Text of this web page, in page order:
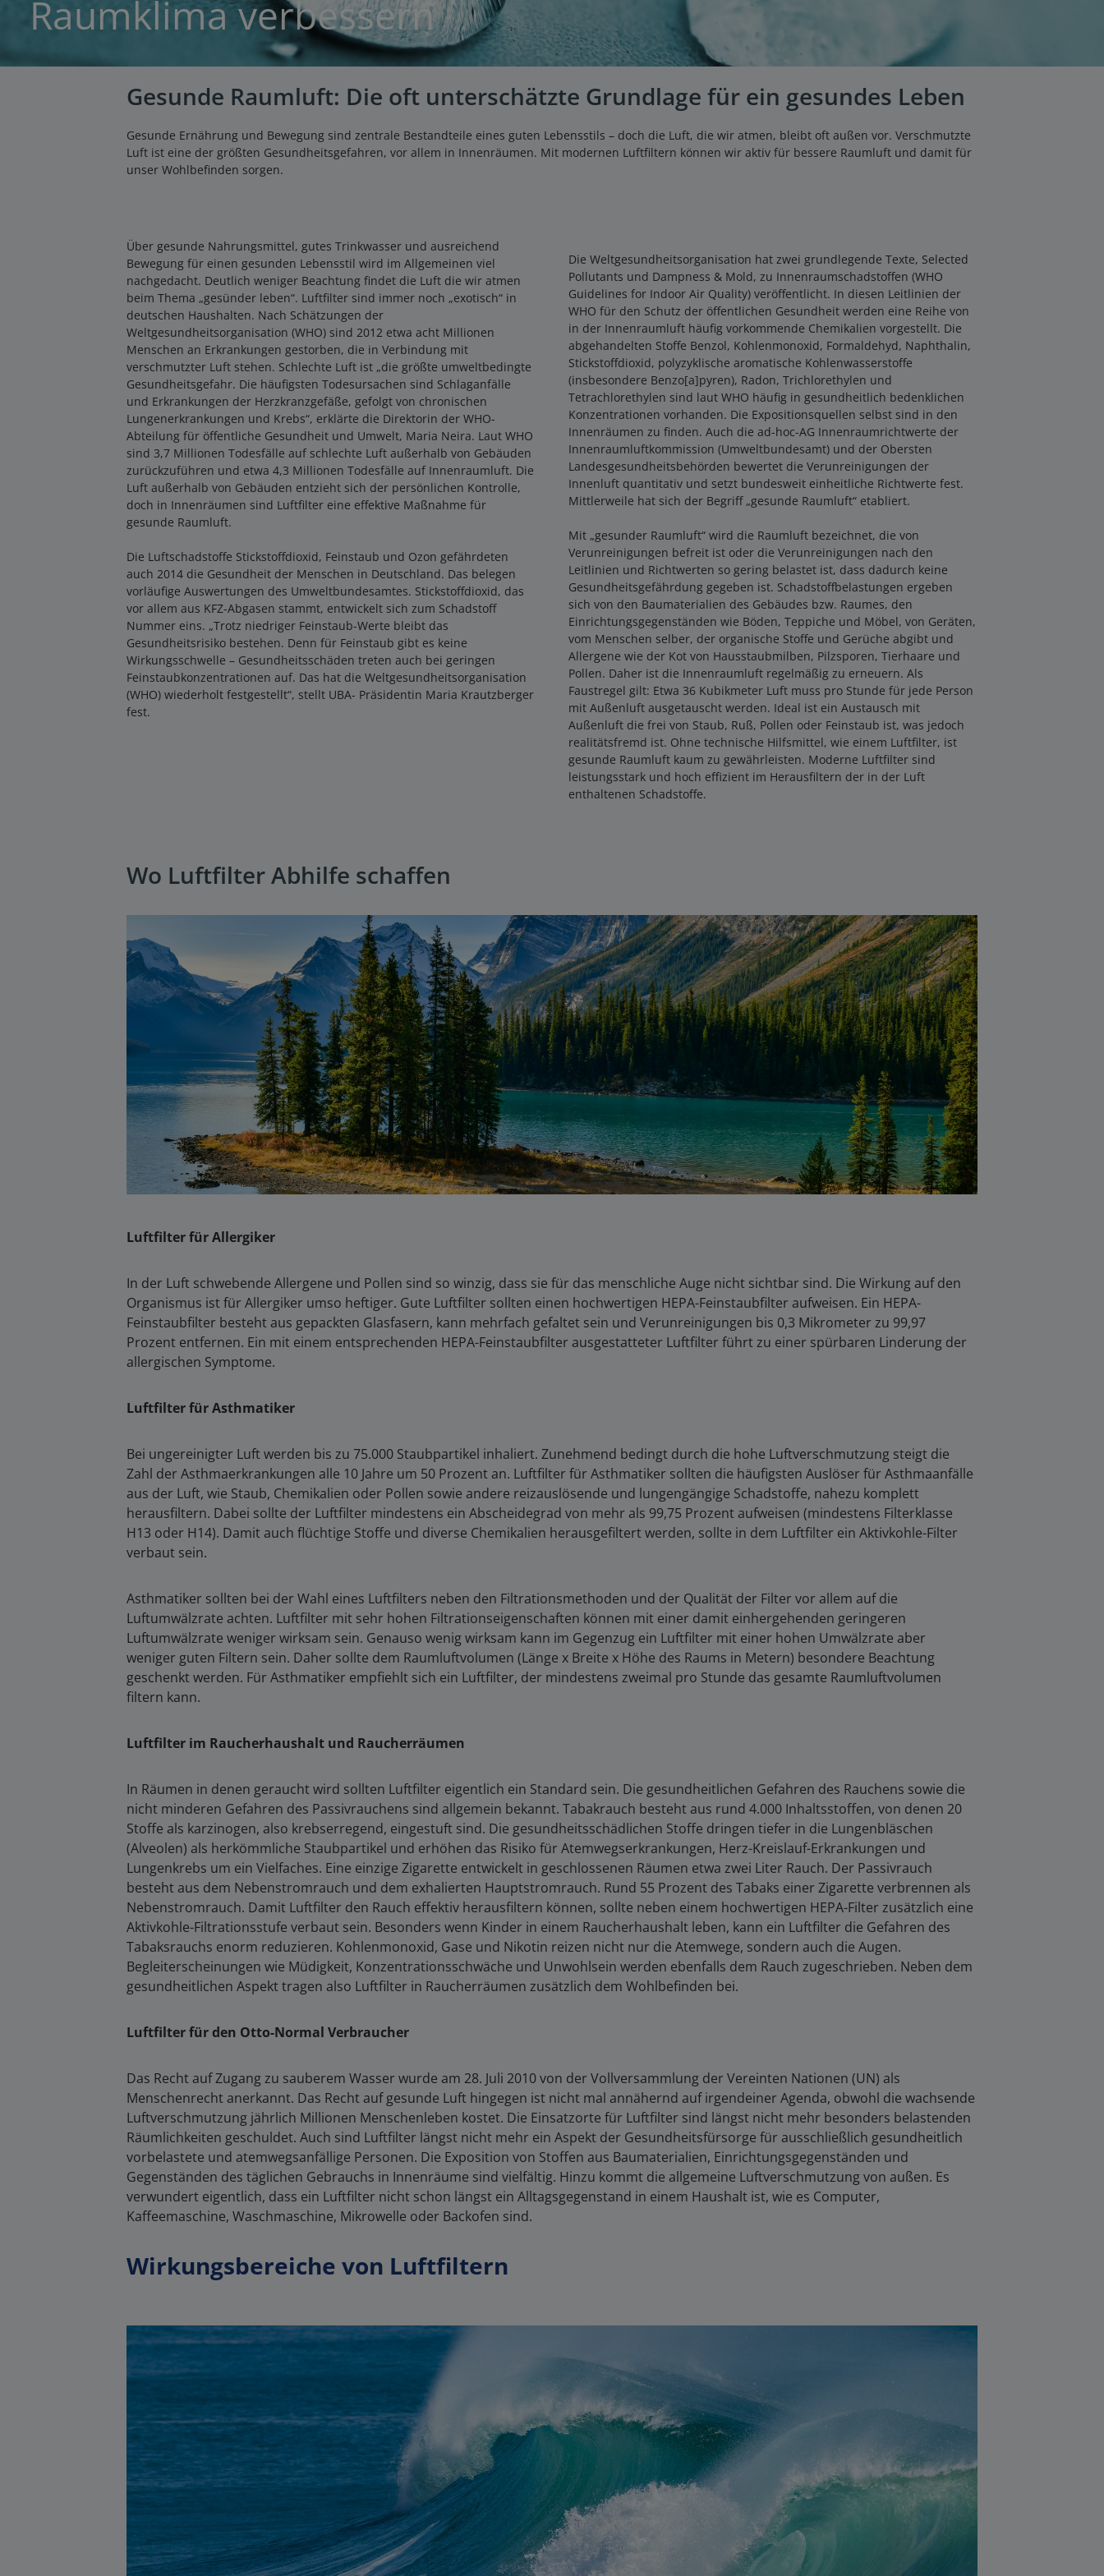
Raumklima verbessern
Gesunde Raumluft: Die oft unterschätzte Grundlage für ein gesundes Leben
Gesunde Ernährung und Bewegung sind zentrale Bestandteile eines guten Lebensstils – doch die Luft, die wir atmen, bleibt oft außen vor. Verschmutzte
Luft ist eine der größten Gesundheitsgefahren, vor allem in Innenräumen. Mit modernen Luftfiltern können wir aktiv für bessere Raumluft und damit für
unser Wohlbefinden sorgen.
Über gesunde Nahrungsmittel, gutes Trinkwasser und ausreichend
Bewegung für einen gesunden Lebensstil wird im Allgemeinen viel
nachgedacht. Deutlich weniger Beachtung findet die Luft die wir atmen
beim Thema „gesünder leben“. Luftfilter sind immer noch „exotisch“ in
deutschen Haushalten. Nach Schätzungen der
Weltgesundheitsorganisation (WHO) sind 2012 etwa acht Millionen
Menschen an Erkrankungen gestorben, die in Verbindung mit
verschmutzter Luft stehen. Schlechte Luft ist „die größte umweltbedingte
Gesundheitsgefahr. Die häufigsten Todesursachen sind Schlaganfälle
und Erkrankungen der Herzkranzgefäße, gefolgt von chronischen
Lungenerkrankungen und Krebs“, erklärte die Direktorin der WHO-
Abteilung für öffentliche Gesundheit und Umwelt, Maria Neira. Laut WHO
sind 3,7 Millionen Todesfälle auf schlechte Luft außerhalb von Gebäuden
zurückzuführen und etwa 4,3 Millionen Todesfälle auf Innenraumluft. Die
Luft außerhalb von Gebäuden entzieht sich der persönlichen Kontrolle,
doch in Innenräumen sind Luftfilter eine effektive Maßnahme für
gesunde Raumluft.
Die Luftschadstoffe Stickstoffdioxid, Feinstaub und Ozon gefährdeten
auch 2014 die Gesundheit der Menschen in Deutschland. Das belegen
vorläufige Auswertungen des Umweltbundesamtes. Stickstoffdioxid, das
vor allem aus KFZ-Abgasen stammt, entwickelt sich zum Schadstoff
Nummer eins. „Trotz niedriger Feinstaub-Werte bleibt das
Gesundheitsrisiko bestehen. Denn für Feinstaub gibt es keine
Wirkungsschwelle – Gesundheitsschäden treten auch bei geringen
Feinstaubkonzentrationen auf. Das hat die Weltgesundheitsorganisation
(WHO) wiederholt festgestellt“, stellt UBA- Präsidentin Maria Krautzberger
fest.
Die Weltgesundheitsorganisation hat zwei grundlegende Texte, Selected
Pollutants und Dampness & Mold, zu Innenraumschadstoffen (WHO
Guidelines for Indoor Air Quality) veröffentlicht. In diesen Leitlinien der
WHO für den Schutz der öffentlichen Gesundheit werden eine Reihe von
in der Innenraumluft häufig vorkommende Chemikalien vorgestellt. Die
abgehandelten Stoffe Benzol, Kohlenmonoxid, Formaldehyd, Naphthalin,
Stickstoffdioxid, polyzyklische aromatische Kohlenwasserstoffe
(insbesondere Benzo[a]pyren), Radon, Trichlorethylen und
Tetrachlorethylen sind laut WHO häufig in gesundheitlich bedenklichen
Konzentrationen vorhanden. Die Expositionsquellen selbst sind in den
Innenräumen zu finden. Auch die ad-hoc-AG Innenraumrichtwerte der
Innenraumluftkommission (Umweltbundesamt) und der Obersten
Landesgesundheitsbehörden bewertet die Verunreinigungen der
Innenluft quantitativ und setzt bundesweit einheitliche Richtwerte fest.
Mittlerweile hat sich der Begriff „gesunde Raumluft“ etabliert.
Mit „gesunder Raumluft“ wird die Raumluft bezeichnet, die von
Verunreinigungen befreit ist oder die Verunreinigungen nach den
Leitlinien und Richtwerten so gering belastet ist, dass dadurch keine
Gesundheitsgefährdung gegeben ist. Schadstoffbelastungen ergeben
sich von den Baumaterialien des Gebäudes bzw. Raumes, den
Einrichtungsgegenständen wie Böden, Teppiche und Möbel, von Geräten,
vom Menschen selber, der organische Stoffe und Gerüche abgibt und
Allergene wie der Kot von Hausstaubmilben, Pilzsporen, Tierhaare und
Pollen. Daher ist die Innenraumluft regelmäßig zu erneuern. Als
Faustregel gilt: Etwa 36 Kubikmeter Luft muss pro Stunde für jede Person
mit Außenluft ausgetauscht werden. Ideal ist ein Austausch mit
Außenluft die frei von Staub, Ruß, Pollen oder Feinstaub ist, was jedoch
realitätsfremd ist. Ohne technische Hilfsmittel, wie einem Luftfilter, ist
gesunde Raumluft kaum zu gewährleisten. Moderne Luftfilter sind
leistungsstark und hoch effizient im Herausfiltern der in der Luft
enthaltenen Schadstoffe.
Wo Luftfilter Abhilfe schaffen
Luftfilter für Allergiker
In der Luft schwebende Allergene und Pollen sind so winzig, dass sie für das menschliche Auge nicht sichtbar sind. Die Wirkung auf den
Organismus ist für Allergiker umso heftiger. Gute Luftfilter sollten einen hochwertigen HEPA-Feinstaubfilter aufweisen. Ein HEPA-
Feinstaubfilter besteht aus gepackten Glasfasern, kann mehrfach gefaltet sein und Verunreinigungen bis 0,3 Mikrometer zu 99,97
Prozent entfernen. Ein mit einem entsprechenden HEPA-Feinstaubfilter ausgestatteter Luftfilter führt zu einer spürbaren Linderung der
allergischen Symptome.
Luftfilter für Asthmatiker
Bei ungereinigter Luft werden bis zu 75.000 Staubpartikel inhaliert. Zunehmend bedingt durch die hohe Luftverschmutzung steigt die
Zahl der Asthmaerkrankungen alle 10 Jahre um 50 Prozent an. Luftfilter für Asthmatiker sollten die häufigsten Auslöser für Asthmaanfälle
aus der Luft, wie Staub, Chemikalien oder Pollen sowie andere reizauslösende und lungengängige Schadstoffe, nahezu komplett
herausfiltern. Dabei sollte der Luftfilter mindestens ein Abscheidegrad von mehr als 99,75 Prozent aufweisen (mindestens Filterklasse
H13 oder H14). Damit auch flüchtige Stoffe und diverse Chemikalien herausgefiltert werden, sollte in dem Luftfilter ein Aktivkohle-Filter
verbaut sein.
Asthmatiker sollten bei der Wahl eines Luftfilters neben den Filtrationsmethoden und der Qualität der Filter vor allem auf die
Luftumwälzrate achten. Luftfilter mit sehr hohen Filtrationseigenschaften können mit einer damit einhergehenden geringeren
Luftumwälzrate weniger wirksam sein. Genauso wenig wirksam kann im Gegenzug ein Luftfilter mit einer hohen Umwälzrate aber
weniger guten Filtern sein. Daher sollte dem Raumluftvolumen (Länge x Breite x Höhe des Raums in Metern) besondere Beachtung
geschenkt werden. Für Asthmatiker empfiehlt sich ein Luftfilter, der mindestens zweimal pro Stunde das gesamte Raumluftvolumen
filtern kann.
Luftfilter im Raucherhaushalt und Raucherräumen
In Räumen in denen geraucht wird sollten Luftfilter eigentlich ein Standard sein. Die gesundheitlichen Gefahren des Rauchens sowie die
nicht minderen Gefahren des Passivrauchens sind allgemein bekannt. Tabakrauch besteht aus rund 4.000 Inhaltsstoffen, von denen 20
Stoffe als karzinogen, also krebserregend, eingestuft sind. Die gesundheitsschädlichen Stoffe dringen tiefer in die Lungenbläschen
(Alveolen) als herkömmliche Staubpartikel und erhöhen das Risiko für Atemwegserkrankungen, Herz-Kreislauf-Erkrankungen und
Lungenkrebs um ein Vielfaches. Eine einzige Zigarette entwickelt in geschlossenen Räumen etwa zwei Liter Rauch. Der Passivrauch
besteht aus dem Nebenstromrauch und dem exhalierten Hauptstromrauch. Rund 55 Prozent des Tabaks einer Zigarette verbrennen als
Nebenstromrauch. Damit Luftfilter den Rauch effektiv herausfiltern können, sollte neben einem hochwertigen HEPA-Filter zusätzlich eine
Aktivkohle-Filtrationsstufe verbaut sein. Besonders wenn Kinder in einem Raucherhaushalt leben, kann ein Luftfilter die Gefahren des
Tabaksrauchs enorm reduzieren. Kohlenmonoxid, Gase und Nikotin reizen nicht nur die Atemwege, sondern auch die Augen.
Begleiterscheinungen wie Müdigkeit, Konzentrationsschwäche und Unwohlsein werden ebenfalls dem Rauch zugeschrieben. Neben dem
gesundheitlichen Aspekt tragen also Luftfilter in Raucherräumen zusätzlich dem Wohlbefinden bei.
Luftfilter für den Otto-Normal Verbraucher
Das Recht auf Zugang zu sauberem Wasser wurde am 28. Juli 2010 von der Vollversammlung der Vereinten Nationen (UN) als
Menschenrecht anerkannt. Das Recht auf gesunde Luft hingegen ist nicht mal annähernd auf irgendeiner Agenda, obwohl die wachsende
Luftverschmutzung jährlich Millionen Menschenleben kostet. Die Einsatzorte für Luftfilter sind längst nicht mehr besonders belastenden
Räumlichkeiten geschuldet. Auch sind Luftfilter längst nicht mehr ein Aspekt der Gesundheitsfürsorge für ausschließlich gesundheitlich
vorbelastete und atemwegsanfällige Personen. Die Exposition von Stoffen aus Baumaterialien, Einrichtungsgegenständen und
Gegenständen des täglichen Gebrauchs in Innenräume sind vielfältig. Hinzu kommt die allgemeine Luftverschmutzung von außen. Es
verwundert eigentlich, dass ein Luftfilter nicht schon längst ein Alltagsgegenstand in einem Haushalt ist, wie es Computer,
Kaffeemaschine, Waschmaschine, Mikrowelle oder Backofen sind.
Wirkungsbereiche von Luftfiltern